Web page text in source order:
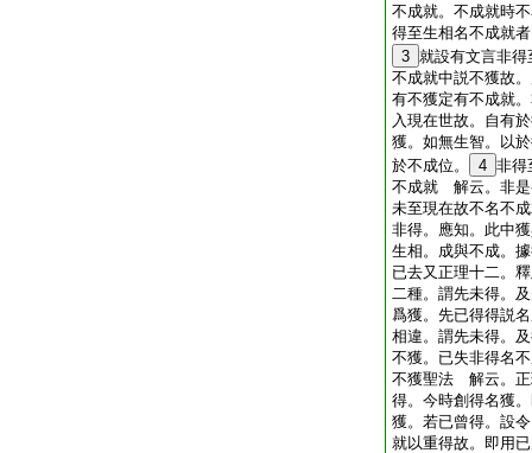
不成就。不成就時
得至生相名不成就
3 就設有文言非
不成就中説不獲故
有不獲定有不成就
入現在世故。自有
獲。如無生智。以
於不成位。
4 非得
不成就 解云。非是
未至現在故不名不
非得。應知。此中
生相。成與不成。
已去又正理十二。
二種。謂先未得。
爲獲。先已得得説
相違。謂先未得。
不獲。已失非得名
不獲聖法 解云。正
得。今時創得名獲
獲。若已曾得。設
就以重得故。即用